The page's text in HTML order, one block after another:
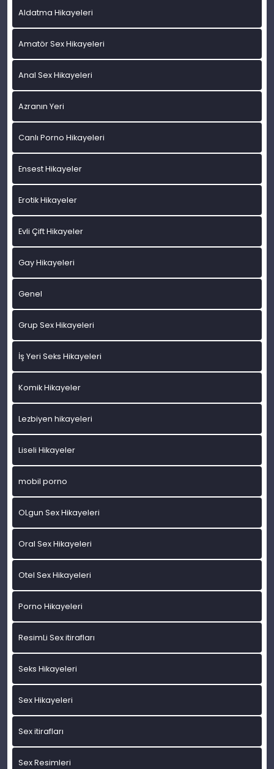
Aldatma Hikayeleri
Amatör Sex Hikayeleri
Anal Sex Hikayeleri
Azranın Yeri
Canlı Porno Hikayeleri
Ensest Hikayeler
Erotik Hikayeler
Evli Çift Hikayeler
Gay Hikayeleri
Genel
Grup Sex Hikayeleri
İş Yeri Seks Hikayeleri
Komik Hikayeler
Lezbiyen hikayeleri
Liseli Hikayeler
mobil porno
OLgun Sex Hikayeleri
Oral Sex Hikayeleri
Otel Sex Hikayeleri
Porno Hikayeleri
ResimLi Sex itirafları
Seks Hikayeleri
Sex Hikayeleri
Sex itirafları
Sex Resimleri